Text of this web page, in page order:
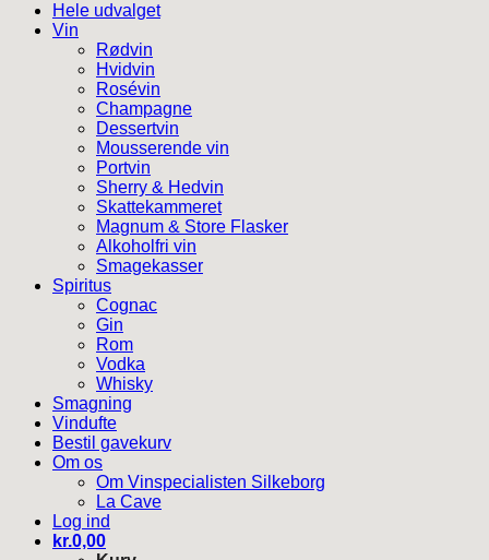
Hele udvalget
Vin
Rødvin
Hvidvin
Rosévin
Champagne
Dessertvin
Mousserende vin
Portvin
Sherry & Hedvin
Skattekammeret
Magnum & Store Flasker
Alkoholfri vin
Smagekasser
Spiritus
Cognac
Gin
Rom
Vodka
Whisky
Smagning
Vindufte
Bestil gavekurv
Om os
Om Vinspecialisten Silkeborg
La Cave
Log ind
kr.0,00